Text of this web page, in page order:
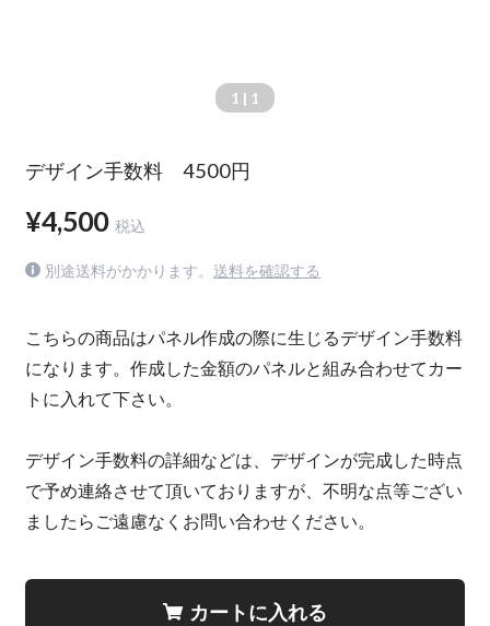
1 | 1
デザイン手数料 4500円
¥4,500 税込
別途送料がかかります。 送料を確認する
こちらの商品はパネル作成の際に生じるデザイン手数料
になります。作成した金額のパネルと組み合わせてカー
トに入れて下さい。
デザイン手数料の詳細などは、デザインが完成した時点
で予め連絡させて頂いておりますが、不明な点等ござい
ましたらご遠慮なくお問い合わせください。
カートに入れる